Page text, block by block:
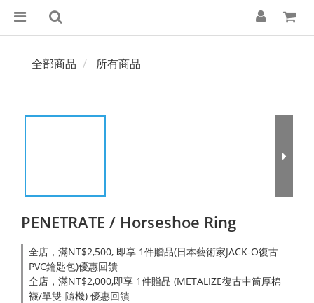
全部商品 所有商品
PENETRATE / Horseshoe Ring
全店，滿NT$2,500, 即享 1件贈品(日本藝術家JACK-O復古
PVC鑰匙包)優惠回饋
全店，滿NT$2,000,即享 1件贈品 (METALIZE復古中筒厚棉
襪/單雙-隨機) 優惠回饋